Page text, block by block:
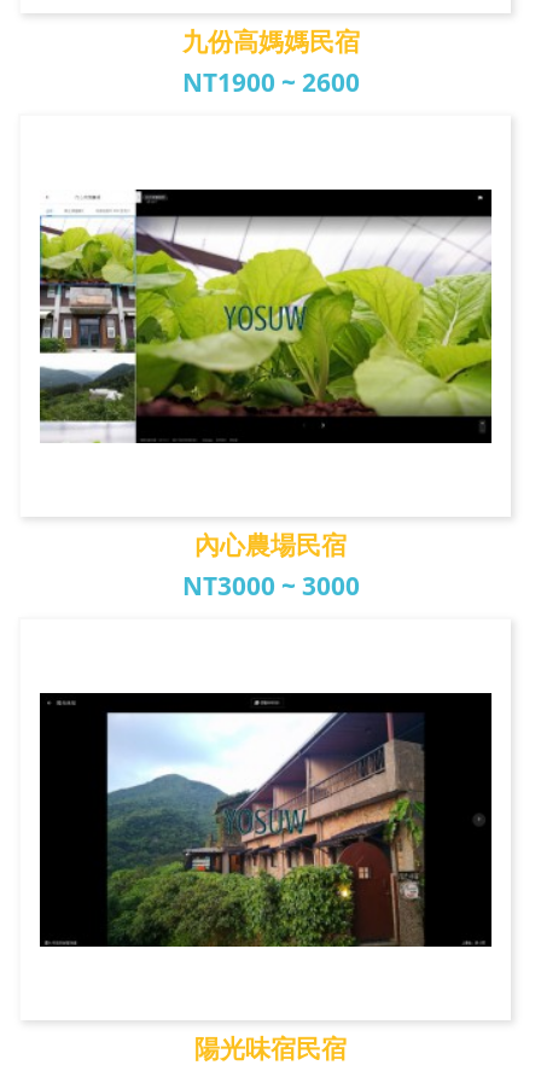
九份高媽媽民宿
NT1900 ~ 2600
內心農場民宿
NT3000 ~ 3000
陽光味宿民宿